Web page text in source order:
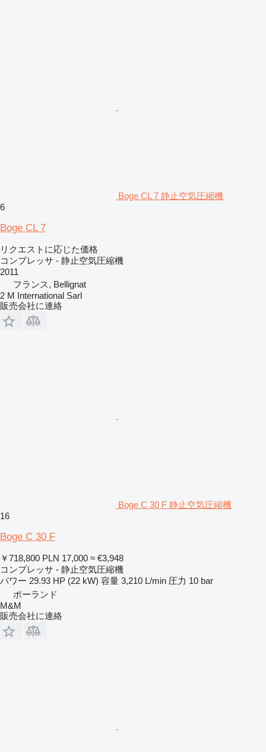
Boge CL 7 静止空気圧縮機
6
Boge CL 7
リクエストに応じた価格
コンプレッサ - 静止空気圧縮機
2011
フランス, Bellignat
2 M International Sarl
販売会社に連絡
Boge C 30 F 静止空気圧縮機
16
Boge C 30 F
￥718,800 PLN 17,000 ≈ €3,948
コンプレッサ - 静止空気圧縮機
パワー 29.93 HP (22 kW) 容量 3,210 L/min 圧力 10 bar
ポーランド
M&M
販売会社に連絡